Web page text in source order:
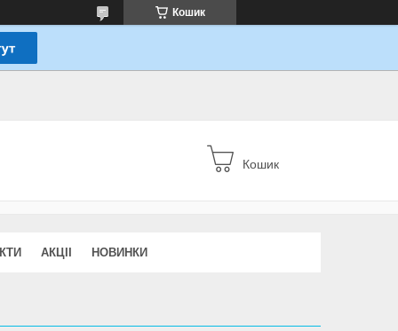
Кошик
Кошик
АКЦІІ НОВИНКИ